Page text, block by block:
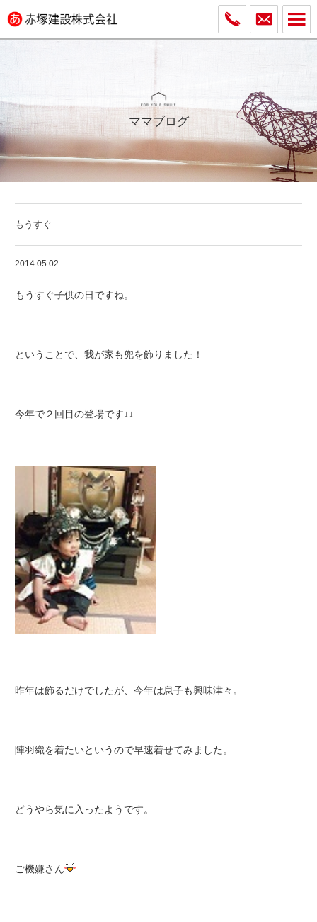
ママブログ
もうすぐ
2014.05.02
もうすぐ子供の日ですね。
ということで、我が家も兜を飾りました！
今年で２回目の登場です↓↓
昨年は飾るだけでしたが、今年は息子も興味津々。
陣羽織を着たいというので早速着せてみました。
どうやら気に入ったようです。
ご機嫌さん